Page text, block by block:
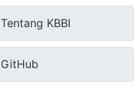
Tentang KBBI
GitHub